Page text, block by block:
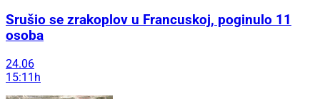
Srušio se zrakoplov u Francuskoj, poginulo 11
osoba
24.06
15:11h